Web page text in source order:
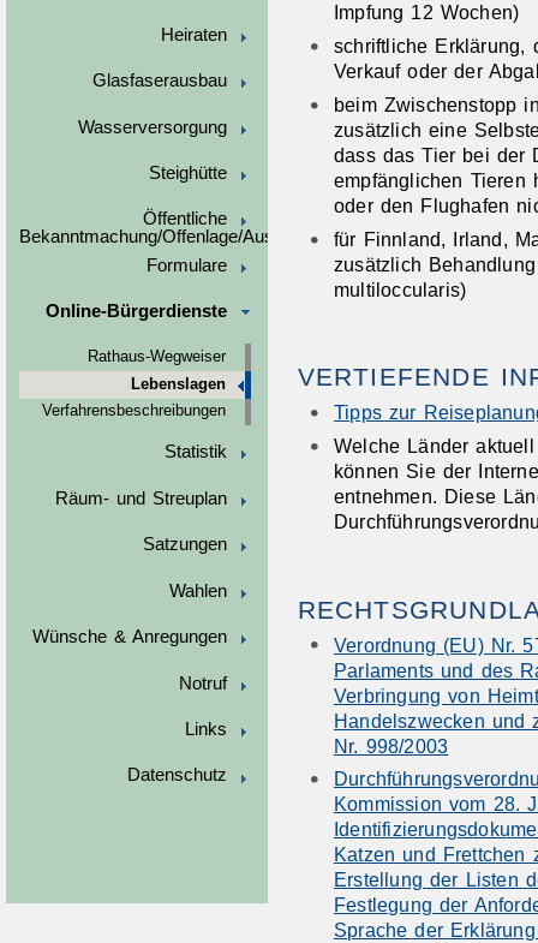
Heiraten
Glasfaserausbau
Wasserversorgung
Steighütte
Öffentliche
Bekanntmachung/Offenlage/Ausschreibungen
Formulare
Online-Bürgerdienste
Rathaus-Wegweiser
Lebenslagen
Verfahrensbeschreibungen
Statistik
Räum- und Streuplan
Satzungen
Wahlen
Wünsche & Anregungen
Notruf
Links
Datenschutz
Impfung 12 Wochen)
schriftliche Erklärung,
Verkauf oder der
beim Zwischenstopp
zusätzlich eine
dass das Tier bei der
empfänglichen Tieren
oder den Flughafen
für Finnland, Irland,
zusätzlich
multiloccularis)
VERTIEFENDE
Tipps zur
Welche Länder
können Sie der
entnehmen. Diese
Verordnung (EU) Nr.
Parlaments und des
Verbringung von
Handelszwecken und
Nr. 998/2003
Kommission vom 28.
Katzen und Frettchen
Erstellung der Listen
Festlegung der
Sprache der